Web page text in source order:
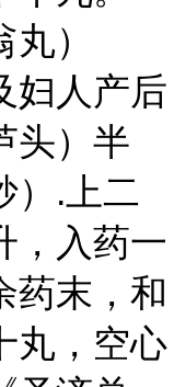
）
人产后
头）半
）.上二
，入药一
药末，和
丸，空心